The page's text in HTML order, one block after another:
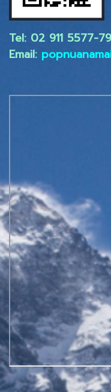
Tel: 02 ​911 5577-79
Email: